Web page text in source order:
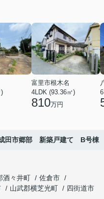
富里市根木名
4LDK (93.36㎡)
810万円
田市郷部 新築戸建て B号棟
酒々井町
佐倉市
山武郡横芝光町
四街道市